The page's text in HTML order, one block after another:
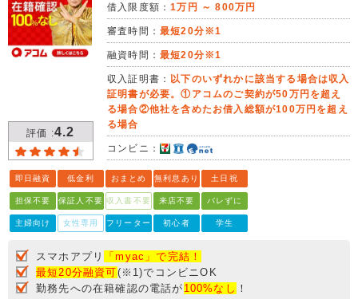
評価 :4.2
借入限度額：1万円 ～ 800万円
審査時間： 最短20分※1
融資時間： 最短20分※1
収入証明書： 以下のいずれかに該当する場合は収入
証明書が必要。①アコムのご契約が50万円を超え
る場合②他社を含めたお借入総額が100万円を超え
る場合
コンビニ：
即日融資 低金利 おまとめ 無利息あり 土日祝
担保不要 保証人不要 収入書不要 来店不要 バレずに
主婦向け 女性専用 フリーター 初心者 学生
スマホアプリ
「myac」で完結！
最短20分融資可(※1)でコンビニOK
勤務先への在籍確認の電話が 100%なし ！